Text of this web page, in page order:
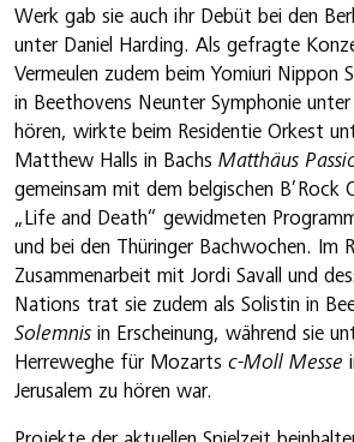
Werk gab sie auch ihr Debüt bei den
unter Daniel Harding. Als gefragte
Vermeulen zudem beim Yomiuri Nippon
in Beethovens Neunter Symphonie
hören, wirkte beim Residentie Orkest
Matthew Halls in Bachs Matthäus
gemeinsam mit dem belgischen B’Rock
„Life and Death“ gewidmeten
und bei den Thüringer Bachwochen. Im
Zusammenarbeit mit Jordi Savall und
Nations trat sie zudem als Solistin in
Solemnis in Erscheinung, während sie
Herreweghe für Mozarts c-Moll Messe
Jerusalem zu hören war.